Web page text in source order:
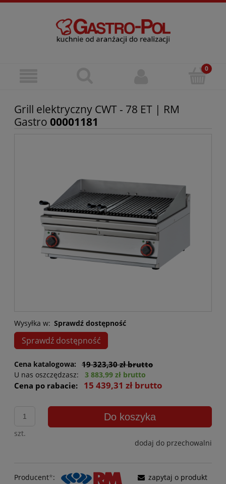
Grill elektryczny CWT - 78 ET | RM
Gastro 00001181
Wysyłka w: Sprawdź dostępność
Sprawdź dostępność
Cena katalogowa: 19 323,30 zł brutto
U nas oszczędzasz: 3 883,99 zł brutto
Cena po rabacie: 15 439,31 zł brutto
szt.
Do koszyka
dodaj do przechowalni
Producent*:
zapytaj o produkt